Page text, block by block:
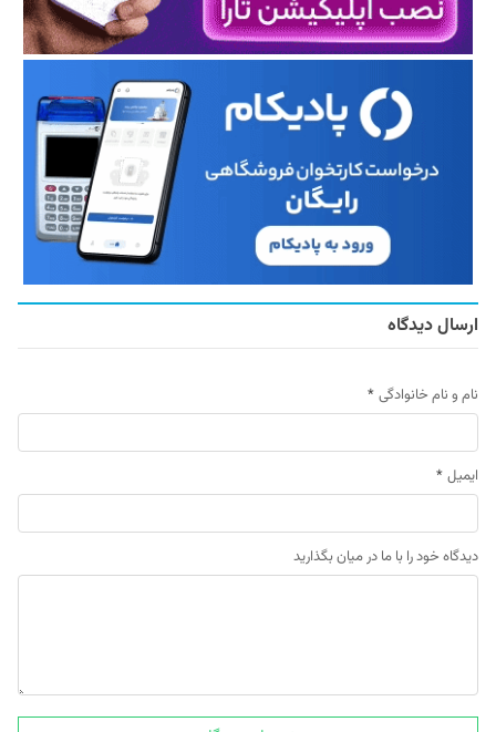
ارسال دیدگاه
نام و نام خانوادگی *
ایمیل *
دیدگاه خود را با ما در میان بگذارید